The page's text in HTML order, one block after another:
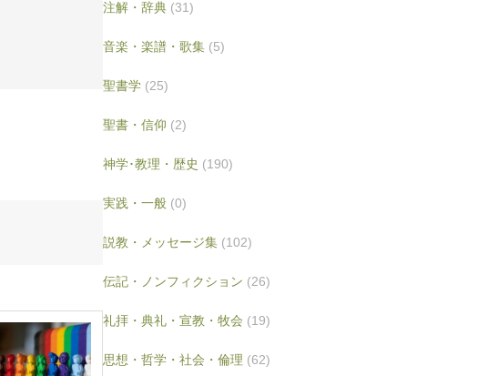
注解・辞典 (31)
音楽・楽譜・歌集 (5)
聖書学 (25)
聖書・信仰 (2)
神学･教理・歴史 (190)
実践・一般 (0)
説教・メッセージ集 (102)
伝記・ノンフィクション (26)
礼拝・典礼・宣教・牧会 (19)
思想・哲学・社会・倫理 (62)